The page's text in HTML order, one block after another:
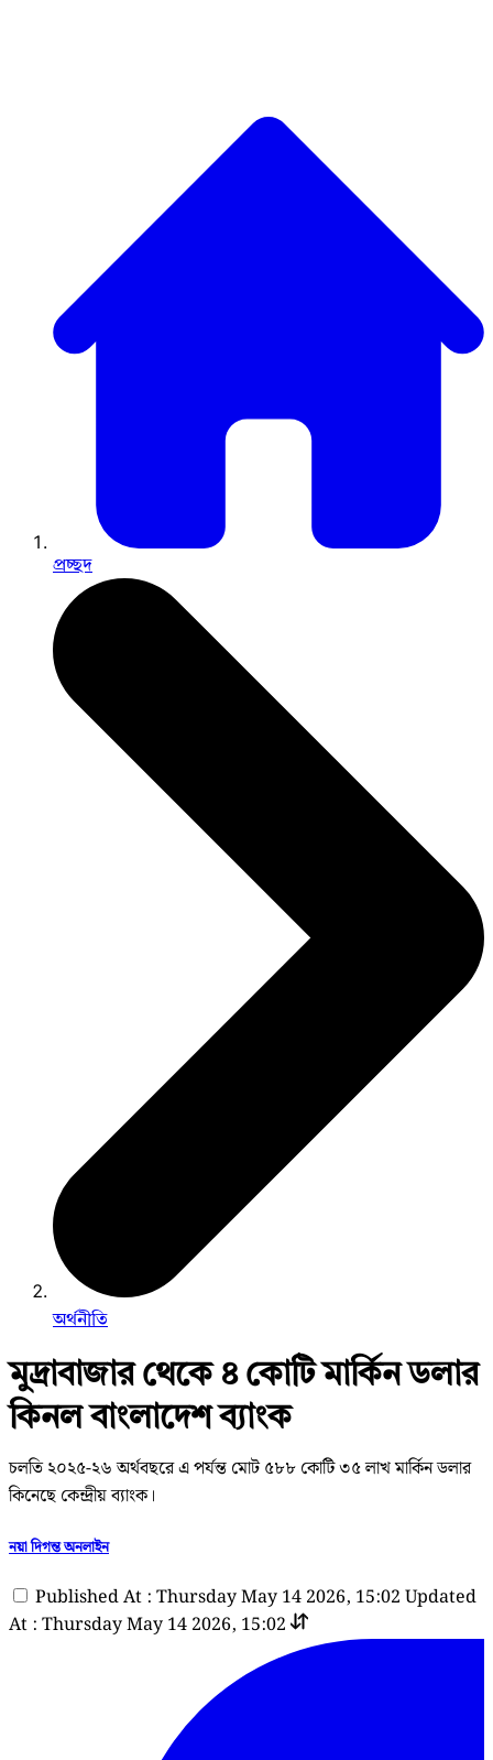
প্রচ্ছদ
অর্থনীতি
মুদ্রাবাজার থেকে ৪ কোটি মার্কিন ডলার
কিনল বাংলাদেশ ব্যাংক
চলতি ২০২৫-২৬ অর্থবছরে এ পর্যন্ত মোট ৫৮৮ কোটি ৩৫ লাখ মার্কিন ডলার
কিনেছে কেন্দ্রীয় ব্যাংক।
নয়া দিগন্ত অনলাইন
Published At : Thursday May 14 2026, 15:02 Updated
At : Thursday May 14 2026, 15:02